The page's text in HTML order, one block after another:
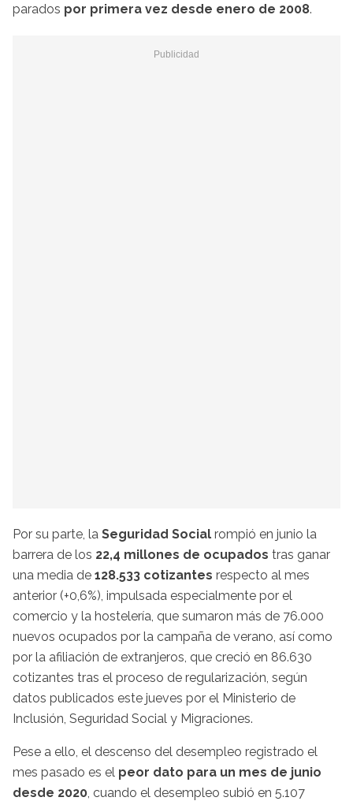
parados por primera vez desde enero de 2008.
Por su parte, la Seguridad Social rompió en junio la
barrera de los 22,4 millones de ocupados tras ganar
una media de 128.533 cotizantes respecto al mes
anterior (+0,6%), impulsada especialmente por el
comercio y la hostelería, que sumaron más de 76.000
nuevos ocupados por la campaña de verano, así como
por la afiliación de extranjeros, que creció en 86.630
cotizantes tras el proceso de regularización, según
datos publicados este jueves por el Ministerio de
Inclusión, Seguridad Social y Migraciones.
Pese a ello, el descenso del desempleo registrado el
mes pasado es el peor dato para un mes de junio
desde 2020, cuando el desempleo subió en 5.107